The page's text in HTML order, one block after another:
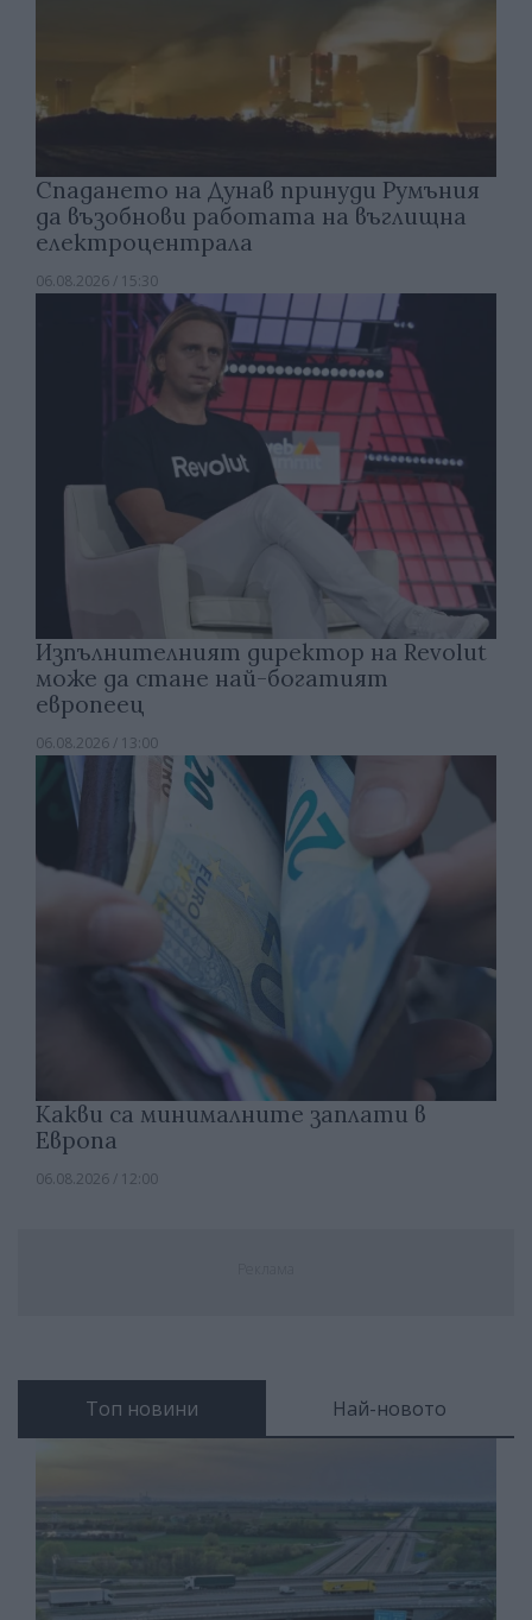
Спадането на Дунав принуди Румъния
да възобнови работата на въглищна
електроцентрала
06.08.2026 / 15:30
Изпълнителният директор на Revolut
може да стане най-богатият
европеец
06.08.2026 / 13:00
Какви са минималните заплати в
Европа
06.08.2026 / 12:00
Топ новини Най-новото